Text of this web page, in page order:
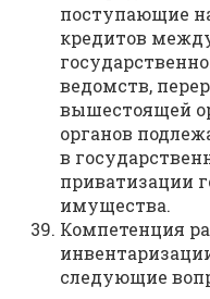
поступающие
кредитов
ведомств,
вышестоящей
органов
в
приватизации
имущества.
Компетенция
следующие